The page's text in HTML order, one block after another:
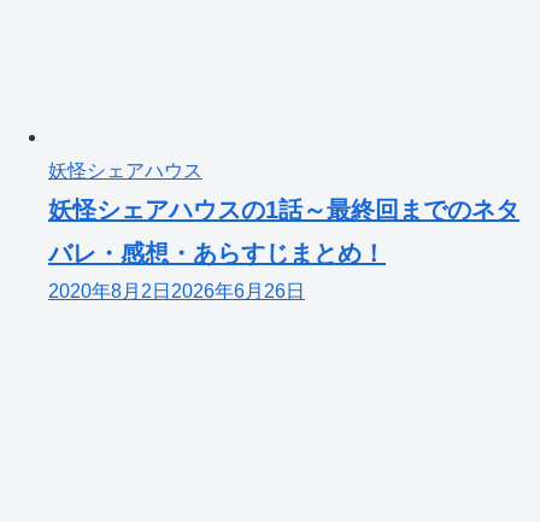
妖怪シェアハウス
妖怪シェアハウスの1話～最終回までのネタ
バレ・感想・あらすじまとめ！
2020年8月2日 2026年6月26日